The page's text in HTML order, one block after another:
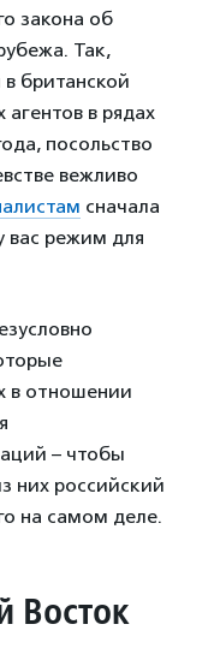
закона об
Так,
британской
в рядах
посольство
вежливо
сначала
вас режим для
в отношении
– чтобы
них российский
на самом деле.
Восток